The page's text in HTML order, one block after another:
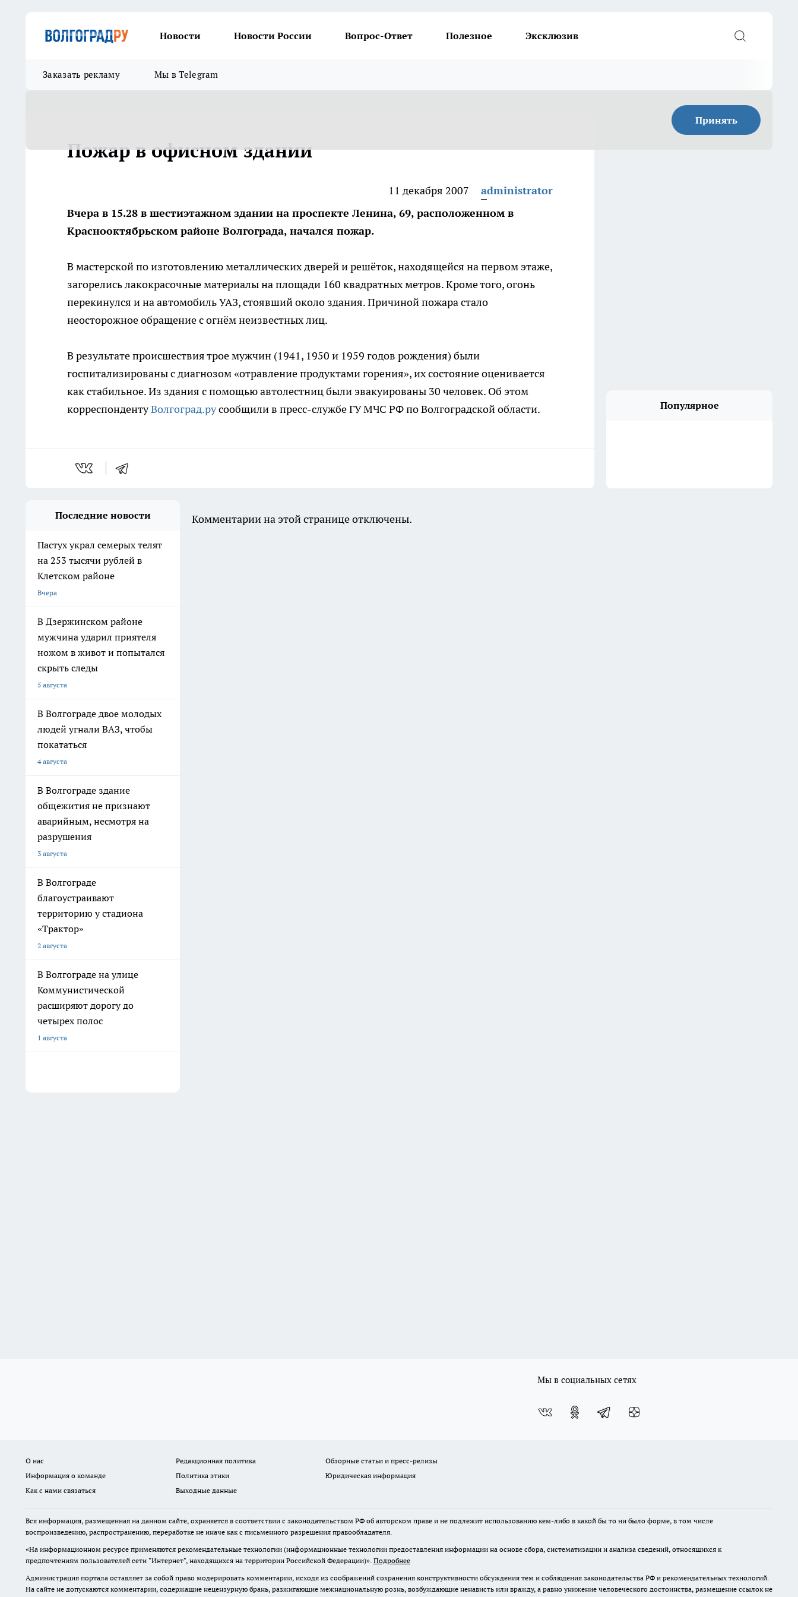
Новости Новости России Вопрос-Ответ Полезное Эксклюзив
Заказать рекламу Мы в Telegram
Принять
Пожар в офисном здании
11 декабря 2007
administrator
Вчера в 15.28 в шестиэтажном здании на проспекте Ленина, 69, расположенном в
Краснооктябрьском районе Волгограда, начался пожар.
В мастерской по изготовлению металлических дверей и решёток, находящейся на первом этаже,
загорелись лакокрасочные материалы на площади 160 квадратных метров. Кроме того, огонь
перекинулся и на автомобиль УАЗ, стоявший около здания. Причиной пожара стало
неосторожное обращение с огнём неизвестных лиц.
В результате происшествия трое мужчин (1941, 1950 и 1959 годов рождения) были
госпитализированы с диагнозом «отравление продуктами горения», их состояние оценивается
как стабильное. Из здания с помощью автолестниц были эвакуированы 30 человек. Об этом
корреспондентуВолгоград.русообщили в пресс-службе ГУ МЧС РФ по Волгоградской области. Популярное
Последние новости
Пастух украл семерых телят
на 253 тысячи рублей в
Клетском районе
Вчера
В Дзержинском районе
мужчина ударил приятеля
ножом в живот и попытался
скрыть следы
5 августа
В Волгограде двое молодых
людей угнали ВАЗ, чтобы
покататься
4 августа
В Волгограде здание
общежития не признают
аварийным, несмотря на
разрушения
3 августа
В Волгограде
благоустраивают
территорию у стадиона
«Трактор»
2 августа
В Волгограде на улице
Коммунистической
расширяют дорогу до
четырех полос
1 августа
Комментарии на этой странице отключены.
Мы в социальных сетях
О нас Редакционная политика
Обзорные статьи и пресс-релизы
Информация о команде
Политика этики
Юридическая информация
Как с нами связаться
Выходные данные
Вся информация, размещенная на данном сайте, охраняется в соответствии с законодательством РФ об авторском праве и не подлежит использованию кем-либо в какой бы то ни было форме, в том числе
воспроизведению, распространению, переработке не иначе как с письменного разрешения правообладателя.
«На информационном ресурсе применяются рекомендательные технологии (информационные технологии предоставления информации на основе сбора, систематизации и анализа сведений, относящихся к
предпочтениям пользователей сети "Интернет", находящихся на территории Российской Федерации)». Подробнее
Администрация портала оставляет за собой право модерировать комментарии, исходя из соображений сохранения конструктивности обсуждения тем и соблюдения законодательства РФ и рекомендательных технологий.
На сайте не допускаются комментарии, содержащие нецензурную брань, разжигающие межнациональную рознь, возбуждающие ненависть или вражду, а равно унижение человеческого достоинства, размещение ссылок не